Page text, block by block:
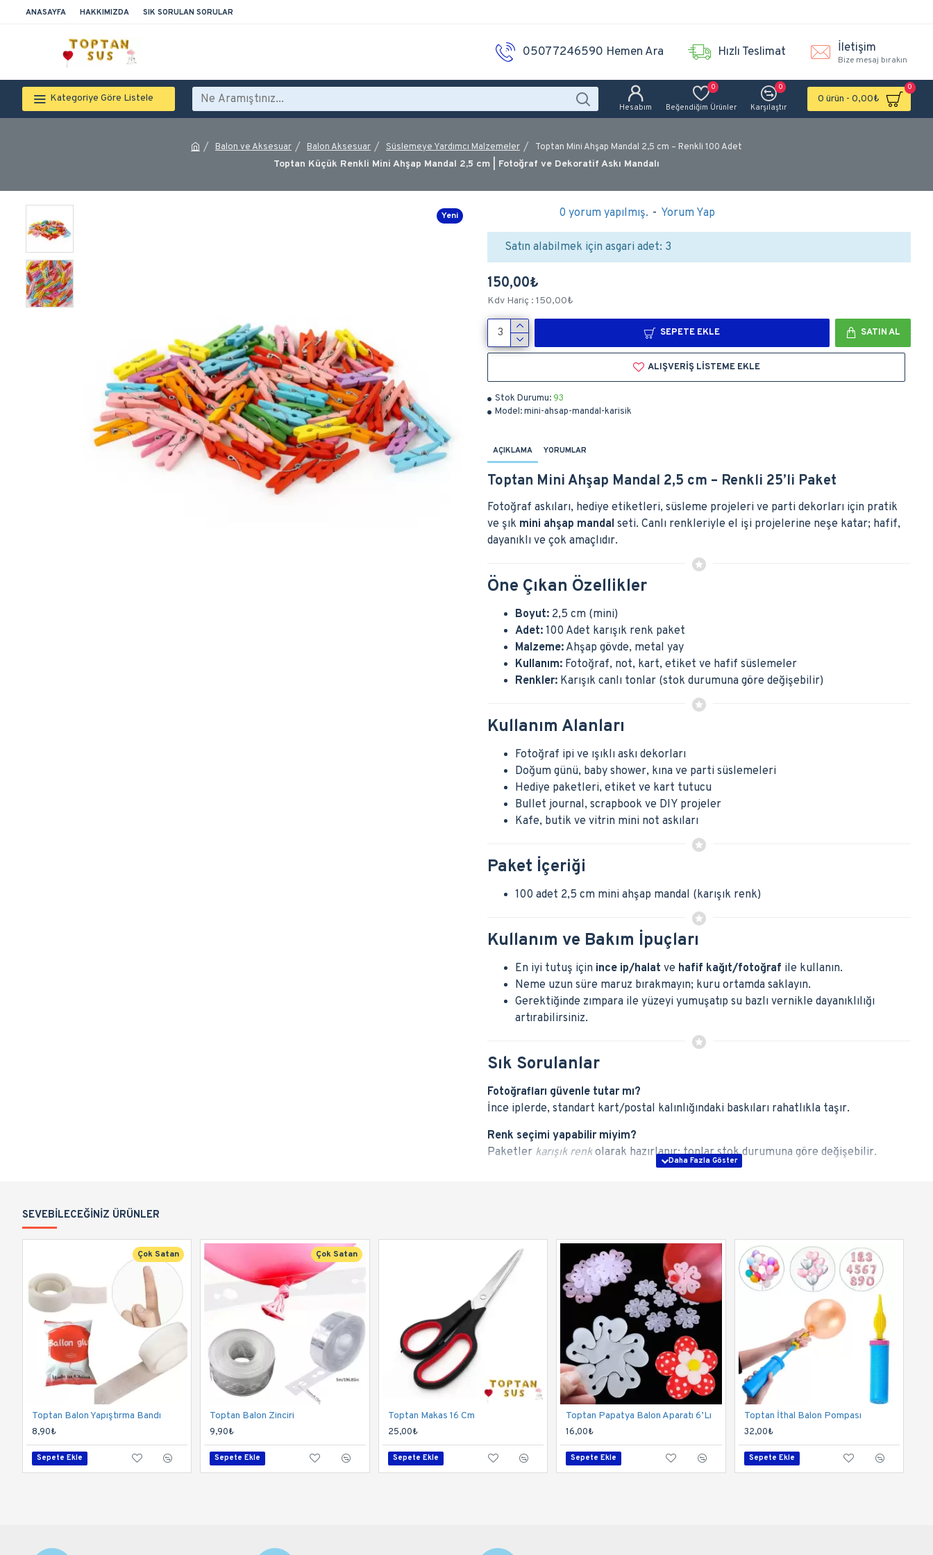
ANASAYFA HAKKIMIZDA SIK SORULAN SORULAR
05077246590 Hemen Ara Hızlı Teslimat İletişim
Bize mesaj bırakın
Kategoriye Göre Listele
Hesabım Beğendiğim Ürünler
0
Karşılaştır
0
0 ürün - 0,00₺
0
Balon ve Aksesuar Balon Aksesuar Süslemeye Yardımcı Malzemeler Toptan Mini Ahşap Mandal 2,5 cm – Renkli 100 Adet
Toptan Küçük Renkli Mini Ahşap Mandal 2,5 cm | Fotoğraf ve Dekoratif Askı Mandalı
Yeni
Stok Durumu: 93
Model:mini-ahsap-mandal-karisik
0 yorum yapılmış. - Yorum Yap
150,00₺
Kdv Hariç : 150,00₺
SEPETE EKLE SATIN AL
ALIŞVERIŞ LISTEME EKLE
Satın alabilmek için asgari adet: 3
AÇIKLAMA YORUMLAR
Toptan Mini Ahşap Mandal 2,5 cm – Renkli 25’li Paket
Fotoğraf askıları, hediye etiketleri, süsleme projeleri ve parti dekorları için pratik
ve şık mini ahşap mandal seti. Canlı renkleriyle el işi projelerine neşe katar; hafif,
dayanıklı ve çok amaçlıdır.
Öne Çıkan Özellikler
Boyut: 2,5 cm (mini)
Adet: 100 Adet karışık renk paket
Malzeme: Ahşap gövde, metal yay
Kullanım: Fotoğraf, not, kart, etiket ve hafif süslemeler
Renkler: Karışık canlı tonlar (stok durumuna göre değişebilir)
Kullanım Alanları
Fotoğraf ipi ve ışıklı askı dekorları
Doğum günü, baby shower, kına ve parti süslemeleri
Hediye paketleri, etiket ve kart tutucu
Bullet journal, scrapbook ve DIY projeler
Kafe, butik ve vitrin mini not askıları
Paket İçeriği
100 adet 2,5 cm mini ahşap mandal (karışık renk)
Kullanım ve Bakım İpuçları
En iyi tutuş için ince ip/halat ve hafif kağıt/fotoğraf ile kullanın.
Neme uzun süre maruz bırakmayın; kuru ortamda saklayın.
Gerektiğinde zımpara ile yüzeyi yumuşatıp su bazlı vernikle dayanıklılığı
artırabilirsiniz.
Sık Sorulanlar
Fotoğrafları güvenle tutar mı?
İnce iplerde, standart kart/postal kalınlığındaki baskıları rahatlıkla taşır.
Renk seçimi yapabilir miyim?
Paketler karışık renkolarak hazırlanır; tonlar stok durumuna göre değişebilir.
SEVEBILECEĞINIZ ÜRÜNLER
Çok Satan
Toptan Balon Yapıştırma Bandı
8,90₺
Sepete Ekle
Çok Satan
Toptan Balon Zinciri
9,90₺
Sepete Ekle
Toptan Makas 16 Cm
25,00₺
Sepete Ekle
Toptan Papatya Balon Aparatı 6’Lı
16,00₺
Sepete Ekle
Toptan İthal Balon Pompası
32,00₺
Sepete Ekle